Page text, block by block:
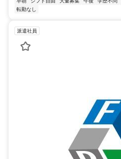
転勤なし
派遣社員